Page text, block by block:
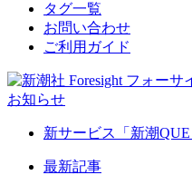
タグ一覧
お問い合わせ
ご利用ガイド
お知らせ
新サービス「新潮
最新記事